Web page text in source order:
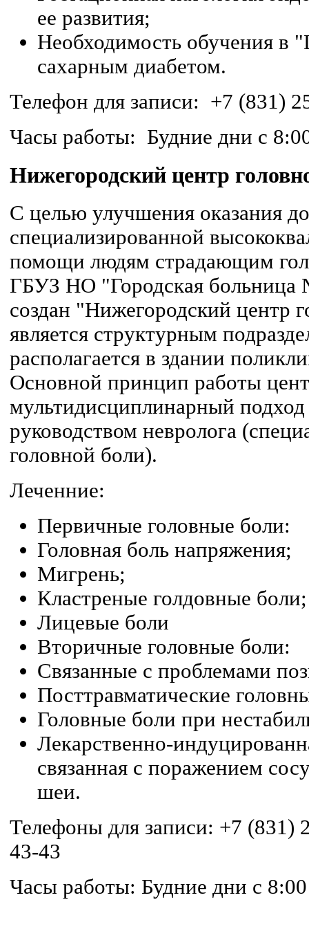
ее развития;
Необходимость обучения в
сахарным диабетом.
Телефон для записи: +7 (831)
Часы работы: Будние дни с
Нижегородский центр
С целью улучшения оказания
специализированной
помощи людям страдающим
ГБУЗ НО "Городская больница
создан "Нижегородский центр
является структурным
располагается в здании
Основной принцип работы
мультидисциплинарный
руководством невролога
головной боли).
Леченние:
Первичные головные боли:
Головная боль напряжения;
Мигрень;
Кластреные голдовные боли;
Лицевые боли
Вторичные головные боли:
Связанные с проблемами
Посттравматические
Головные боли при
Лекарственно-
связанная с поражением
шеи.
Телефоны для записи: +7 (831)
43-43
Часы работы: Будние дни с